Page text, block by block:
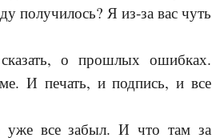
получилось? Я из-за вас чуть
о прошлых ошибках.
И печать, и подпись, и все
все забыл. И что там за